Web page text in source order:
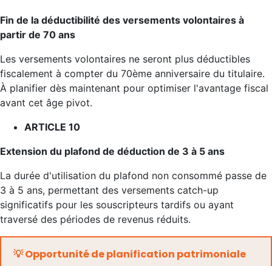
Fin de la déductibilité des versements volontaires à
partir de 70 ans
Les versements volontaires ne seront plus déductibles
fiscalement à compter du 70ème anniversaire du titulaire.
À planifier dès maintenant pour optimiser l'avantage fiscal
avant cet âge pivot.
ARTICLE 10
Extension du plafond de déduction de 3 à 5 ans
La durée d'utilisation du plafond non consommé passe de
3 à 5 ans, permettant des versements catch-up
significatifs pour les souscripteurs tardifs ou ayant
traversé des périodes de revenus réduits.
💡 Opportunité de planification patrimoniale